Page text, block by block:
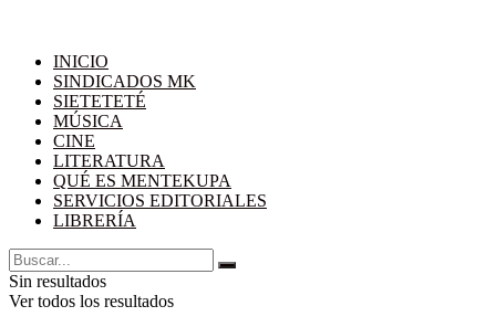
INICIO
SINDICADOS MK
SIETETETÉ
MÚSICA
CINE
LITERATURA
QUÉ ES MENTEKUPA
SERVICIOS EDITORIALES
LIBRERÍA
Sin resultados
Ver todos los resultados